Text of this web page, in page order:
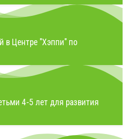
в Центре "Хэппи" по
4-5 лет для развития